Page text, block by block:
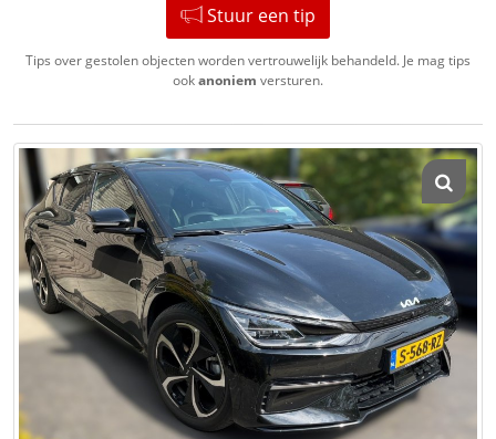
Stuur een tip
Tips over gestolen objecten worden vertrouwelijk behandeld. Je mag tips
ookanoniem versturen.